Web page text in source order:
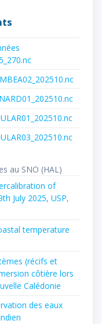
au SNO (HAL)
of
July 2025, USP,
temperature
(récifs et
côtière lors
Calédonie
des eaux